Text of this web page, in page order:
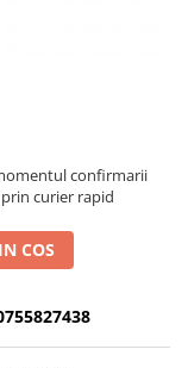
confirmarii
curier rapid
COS